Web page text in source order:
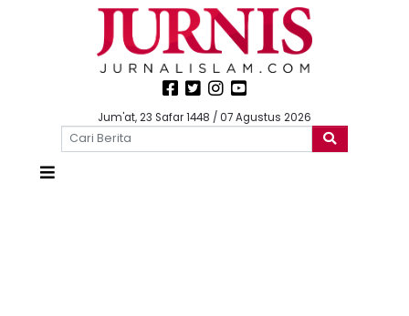
Jum'at, 23 Safar 1448 / 07 Agustus 2026